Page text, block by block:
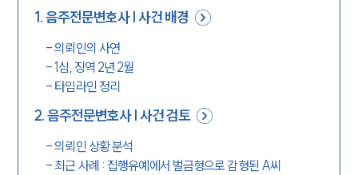
1.음주전문변호사 | 사건 배경
-의뢰인의 사연
-1심, 징역 2년 2월
- 타임라인 정리
2.음주전문변호사 | 사건 검토
-의뢰인 상황 분석
- 최근 사례 : 집행유예에서 벌금형으로 감형된 A씨